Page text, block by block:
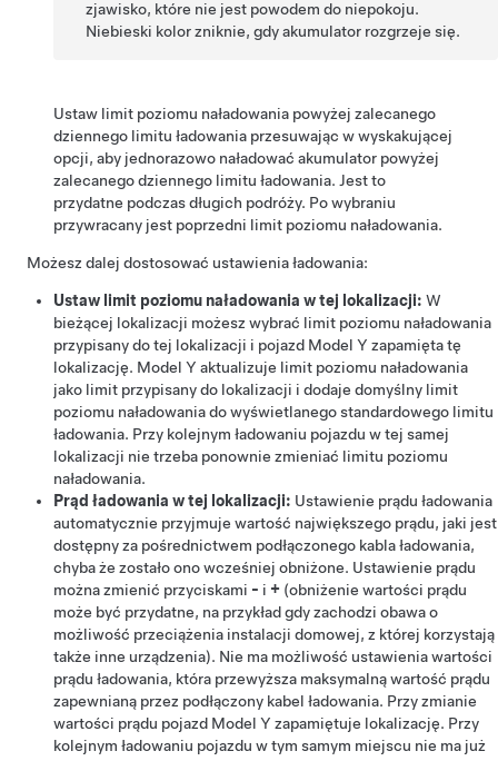
zjawisko, które nie jest powodem do niepokoju.
Niebieski kolor zniknie, gdy akumulator rozgrzeje się.
Ustaw limit poziomu naładowania powyżej zalecanego
dziennego limitu ładowania przesuwając w wyskakującej
opcji, aby jednorazowo naładować akumulator powyżej
zalecanego dziennego limitu ładowania. Jest to
przydatne podczas długich podróży. Po wybraniu
przywracany jest poprzedni limit poziomu naładowania.
Możesz dalej dostosować ustawienia ładowania:
Ustaw limit poziomu naładowania w tej lokalizacji: W
bieżącej lokalizacji możesz wybrać limit poziomu naładowania
przypisany do tej lokalizacji i pojazd Model Y zapamięta tę
lokalizację. Model Y aktualizuje limit poziomu naładowania
jako limit przypisany do lokalizacji i dodaje domyślny limit
poziomu naładowania do wyświetlanego standardowego limitu
ładowania. Przy kolejnym ładowaniu pojazdu w tej samej
lokalizacji nie trzeba ponownie zmieniać limitu poziomu
naładowania.
Prąd ładowania w tej lokalizacji: Ustawienie prądu ładowania
automatycznie przyjmuje wartość największego prądu, jaki jest
dostępny za pośrednictwem podłączonego kabla ładowania,
chyba że zostało ono wcześniej obniżone. Ustawienie prądu
można zmienić przyciskami - i + (obniżenie wartości prądu
może być przydatne, na przykład gdy zachodzi obawa o
możliwość przeciążenia instalacji domowej, z której korzystają
także inne urządzenia). Nie ma możliwość ustawienia wartości
prądu ładowania, która przewyższa maksymalną wartość prądu
zapewnianą przez podłączony kabel ładowania. Przy zmianie
wartości prądu pojazd Model Y zapamiętuje lokalizację. Przy
kolejnym ładowaniu pojazdu w tym samym miejscu nie ma już